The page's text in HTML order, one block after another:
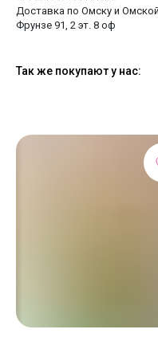
Доставка по Омску и
Фрунзе 91, 2 эт. 8 оф
Так же покупают у нас: